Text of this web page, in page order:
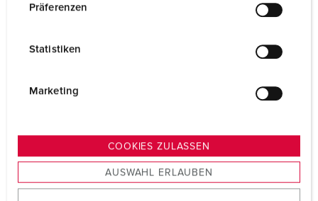
s
u
Präferenzen
Statistiken
Marketing
COOKIES ZULASSEN
AUSWAHL ERLAUBEN